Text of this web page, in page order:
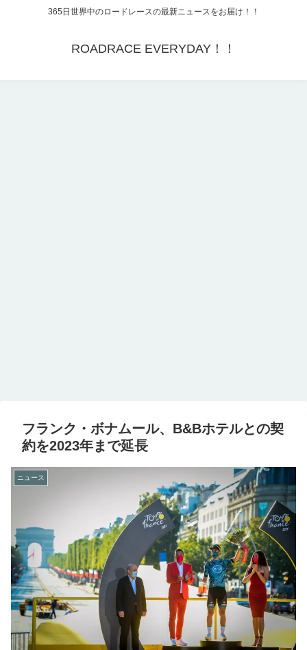
365日世界中のロードレースの最新ニュースをお届け！！
ROADRACE EVERYDAY！！
フランク・ボナムール、B&Bホテルとの契
約を2023年まで延長
ニュース